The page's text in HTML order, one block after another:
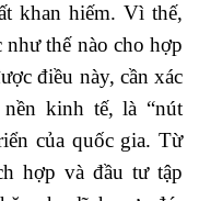
khan hiếm. Vì thế,
thế nào cho hợp
điều này, cần xác
nền kinh tế, là “nút
của quốc gia. Từ
hợp và đầu tư tập